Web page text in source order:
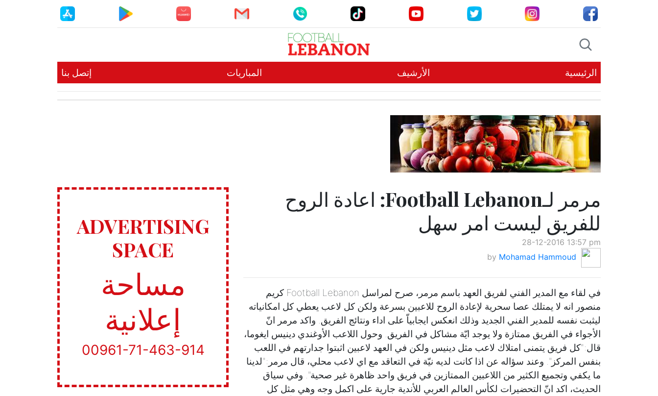
الرئيسية الأرشيف المباريات إتصل بنا
مرمر لـFootball Lebanon: اعادة الروح
للفريق ليست امر سهل
28-12-2016 13:57 pm
by Mohamad Hammoud
في لقاء مع المدير الفني لفريق العهد باسم مرمر، صرح لمراسل Football Lebanon كريم
منصور انه لا يمتلك عصا سحرية لإعادة الروح للاعبين بسرعة ولكن كل لاعب يعطي كل امكانياته
ليثبت نفسه للمدير الفني الجديد وذلك انعكس ايجابياّ على اداء ونتائج الفريق. واكد مرمر انّ
الأجواء في الفريق ممتازة ولا يوجد ايّة مشاكل في الفريق. وحول اللاعب الأوغندي دينيس ايغوما،
قال:"كل فريق يتمنى امتلاك لاعب مثل دينيس ولكن في العهد لاعبين اثبتوا جدارتهم في اللعب
بنفس المركز". وعند سؤاله عن اذا كانت لديه نيّة في التعاقد مع اي لاعب محلي، قال مرمر:"لدينا
ما يكفي وتجميع الكثير من اللاعبين الممتازين في فريق واحد ظاهرة غير صحية". وفي سياق
الحديث، اكد انّ التحضيرات لكأس العالم العربي للأندية جارية على اكمل وجه وهي مثل كل
ADVERTISING
SPACE
مساحة
إعلانية
00961-71-463-914